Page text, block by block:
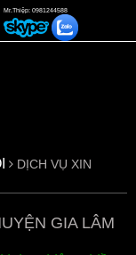
Mr.Thiệp: 0981244588
DỊCH VỤ XIN
GIA LÂM